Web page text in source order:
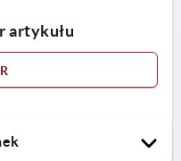
artykułu